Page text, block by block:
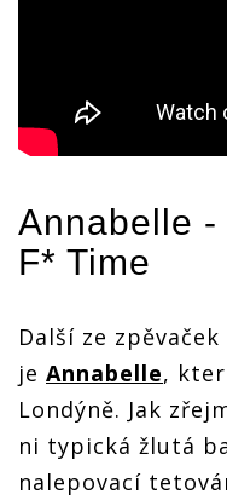
Annabelle -
F* Time
Další ze
je Annabelle,
Londýně. Jak
ni typická žlutá
nalepovací